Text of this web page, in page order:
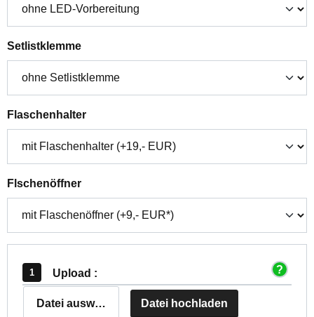
Setlistklemmeauswählen
Flaschenhalterauswählen
Flschenöffnerauswählen
Upload :
Datei auswählen Datei hochladen